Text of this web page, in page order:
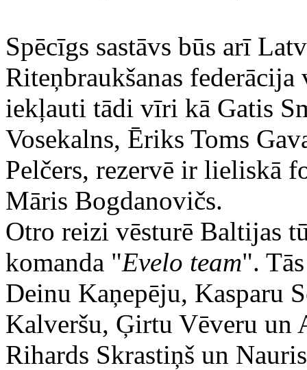
Spēcīgs sastāvs būs arī
Riteņbraukšanas federācija
iekļauti tādi vīri kā Gatis
Vosekalns, Ēriks Toms
Pelčers, rezervē ir lieliskā
Māris Bogdanovičs.
Otro reizi vēsturē Baltijas
komanda "Evelo team".
Deinu Kaņepēju, Kasparu
Kalveršu, Ģirtu Vēveru un
Rihards Skrastiņš un